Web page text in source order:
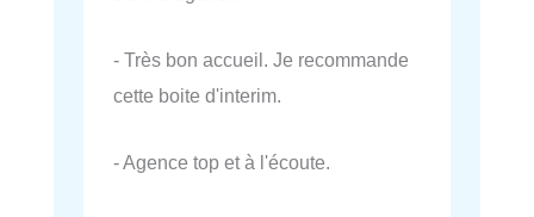
- Très bon accueil. Je recommande
cette boite d'interim.
- Agence top et à l'écoute.